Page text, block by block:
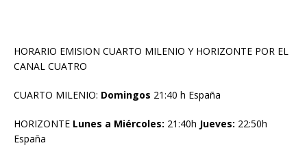
HORARIO EMISION CUARTO MILENIO Y HORIZONTE POR EL
CANAL CUATRO
CUARTO MILENIO: Domingos 21:40 h España
HORIZONTE Lunes a Miércoles: 21:40h Jueves: 22:50h
España